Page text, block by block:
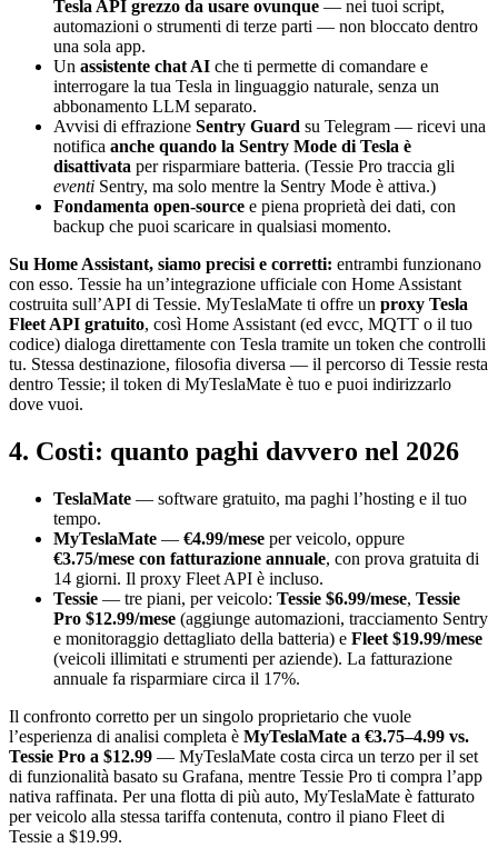
Tesla API grezzo da usare ovunque — nei tuoi script,
automazioni o strumenti di terze parti — non bloccato dentro
una sola app.
Un assistente chat AI che ti permette di comandare e
interrogare la tua Tesla in linguaggio naturale, senza un
abbonamento LLM separato.
Avvisi di effrazione Sentry Guard su Telegram — ricevi una
notifica anche quando la Sentry Mode di Tesla è
disattivata per risparmiare batteria. (Tessie Pro traccia gli
eventi Sentry, ma solo mentre la Sentry Mode è attiva.)
Fondamenta open-source e piena proprietà dei dati, con
backup che puoi scaricare in qualsiasi momento.
Su Home Assistant, siamo precisi e corretti: entrambi funzionano
con esso. Tessie ha un’integrazione ufficiale con Home Assistant
costruita sull’API di Tessie. MyTeslaMate ti offre un proxy Tesla
Fleet API gratuito, così Home Assistant (ed evcc, MQTT o il tuo
codice) dialoga direttamente con Tesla tramite un token che controlli
tu. Stessa destinazione, filosofia diversa — il percorso di Tessie resta
dentro Tessie; il token di MyTeslaMate è tuo e puoi indirizzarlo
dove vuoi.
4. Costi: quanto paghi davvero nel 2026
TeslaMate — software gratuito, ma paghi l’hosting e il tuo
tempo.
MyTeslaMate — €4.99/mese per veicolo, oppure
€3.75/mese con fatturazione annuale, con prova gratuita di
14 giorni. Il proxy Fleet API è incluso.
Tessie — tre piani, per veicolo: Tessie $6.99/mese, Tessie
Pro $12.99/mese (aggiunge automazioni, tracciamento Sentry
e monitoraggio dettagliato della batteria) e Fleet $19.99/mese
(veicoli illimitati e strumenti per aziende). La fatturazione
annuale fa risparmiare circa il 17%.
Il confronto corretto per un singolo proprietario che vuole
l’esperienza di analisi completa è MyTeslaMate a €3.75–4.99 vs.
Tessie Pro a $12.99 — MyTeslaMate costa circa un terzo per il set
di funzionalità basato su Grafana, mentre Tessie Pro ti compra l’app
nativa raffinata. Per una flotta di più auto, MyTeslaMate è fatturato
per veicolo alla stessa tariffa contenuta, contro il piano Fleet di
Tessie a $19.99.